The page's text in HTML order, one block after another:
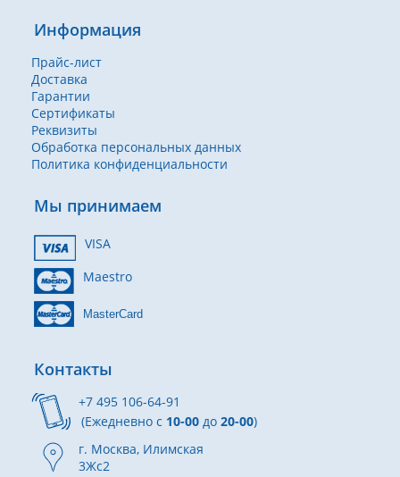
Информация
Прайс-лист
Доставка
Гарантии
Сертификаты
Реквизиты
Обработка персональных данных
Политика конфиденциальности
Мы принимаем
VISA
Maestro
MasterCard
Контакты
+7 495 106-64-91
(Ежедневно с 10-00 до 20-00)
г. Москва, Илимская
3Жс2